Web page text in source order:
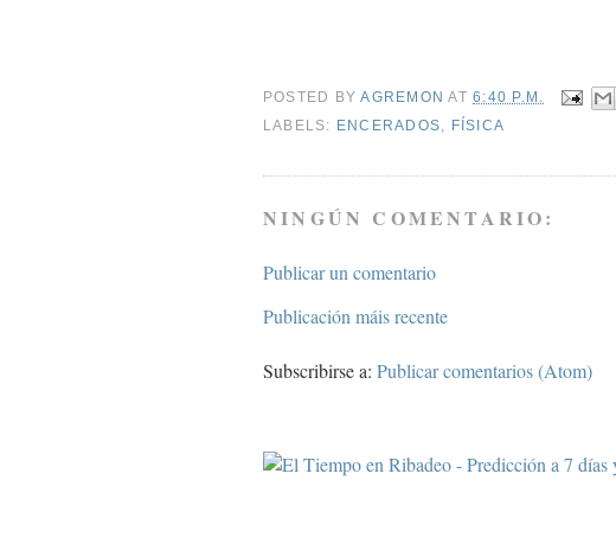
POSTED BYAGREMONAT6:40 P.M.
LABELS: ENCERADOS, FÍSICA
NINGÚN COMENTARIO:
Publicar un comentario
Publicación máis recente
Subscribirse a: Publicar comentarios (Atom)